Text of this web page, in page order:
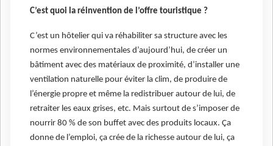
C’est quoi la réinvention de l’offre touristique ?
C’est un hôtelier qui va réhabiliter sa structure avec les
normes environnementales d’aujourd’hui, de créer un
bâtiment avec des matériaux de proximité, d’installer une
ventilation naturelle pour éviter la clim, de produire de
l’énergie propre et même la redistribuer autour de lui, de
retraiter les eaux grises, etc. Mais surtout de s’imposer de
nourrir 80 % de son buffet avec des produits locaux. Ça
donne de l’emploi, ça crée de la richesse autour de lui, ça